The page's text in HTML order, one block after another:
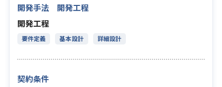
開発手法 開発工程
開発工程
要件定義 基本設計 詳細設計
契約条件